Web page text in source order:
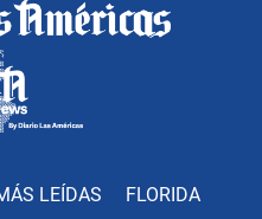
LEÍDAS FLORIDA